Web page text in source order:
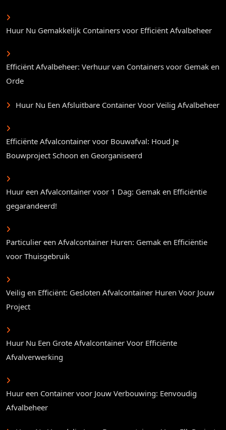
Huur Nu Gemakkelijk Containers voor Efficiënt Afvalbeheer
Efficiënt Afvalbeheer: Verhuur van Containers voor Gemak en
Orde
Huur Nu Een Afsluitbare Container Voor Veilig Afvalbeheer
Efficiënte Afvalcontainer voor Bouwafval: Houd Je
Bouwproject Schoon en Georganiseerd
Huur een Afvalcontainer voor 1 Dag: Gemak en Efficiëntie
gegarandeerd!
Particulier een Afvalcontainer Huren: Gemak en Efficiëntie
voor Thuisgebruik
Veilig en Efficiënt: Gesloten Afvalcontainer Huren Voor Jouw
Project
Huur Nu Een Grote Afvalcontainer Voor Efficiënte
Afvalverwerking
Huur een Container voor Jouw Verbouwing: Eenvoudig
Afvalbeheer